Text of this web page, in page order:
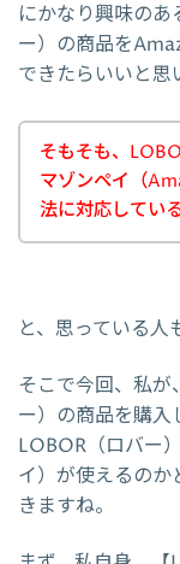
にかなり興味の
ー）の商品を
できたらいいと思
そもそも、
マゾンペイ（
法に対応してい
と、思っている人
そこで今回、私
ー）の商品を購入
LOBOR（ロバー
イ）が使えるのか
きますね。